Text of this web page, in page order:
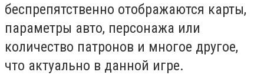
беспрепятственно отображаются карты,
параметры авто, персонажа или
количество патронов и многое другое,
что актуально в данной игре.